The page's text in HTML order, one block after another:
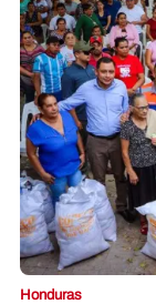
Honduras